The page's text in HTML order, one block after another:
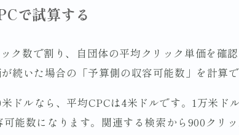
で試算する
ク数で割り、自団体の平均クリック単価を確
続いた場合の「予算側の収容可能数」を計算で
ドルなら、平均CPCは4米ドルです。1万米ド
能数になります。関連する検索から900クリ